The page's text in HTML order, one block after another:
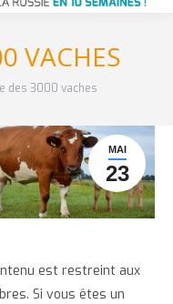
VACHES
des 3000 vaches
MAI
23
est restreint aux
Si vous êtes un